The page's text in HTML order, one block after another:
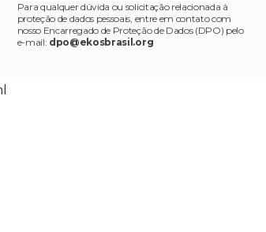
Para qualquer dúvida ou solicitação relacionada à
proteção de dados pessoais, entre em contato com
nosso Encarregado de Proteção de Dados (DPO) pelo
e-mail: dpo@ekosbrasil.org